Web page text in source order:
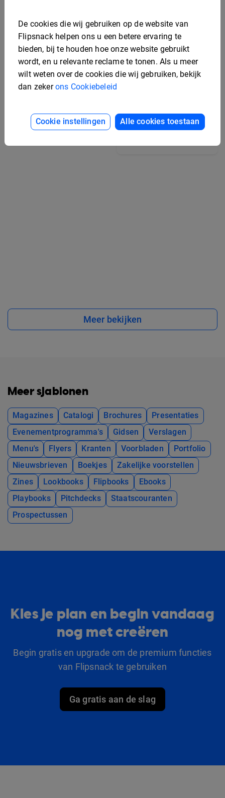
Online Interactieve
Modetijdschrift Sjabloon
Aantrekkelijk
bedrijfsmagazine
Meer bekijken
Meer sjablonen
Magazines Catalogi Brochures
Presentaties
Evenementprogramma's
Gidsen
Verslagen
Menu's
Flyers Kranten Voorbladen
Portfolio
Nieuwsbrieven
Boekjes
Zakelijke voorstellen
Zines
Lookbooks Flipbooks
Ebooks
Playbooks
Pitchdecks
Staatscouranten
Prospectussen
Kies je plan en begin vandaag
nog met creëren
Begin gratis en upgrade om de premium functies
van Flipsnack te gebruiken
Ga gratis aan de slag
De cookies die wij gebruiken op de website van
Flipsnack helpen ons u een betere ervaring te
bieden, bij te houden hoe onze website gebruikt
wordt, en u relevante reclame te tonen. Als u meer
wilt weten over de cookies die wij gebruiken, bekijk
dan zekerons Cookiebeleid
Cookie instellingen Alle cookies toestaan